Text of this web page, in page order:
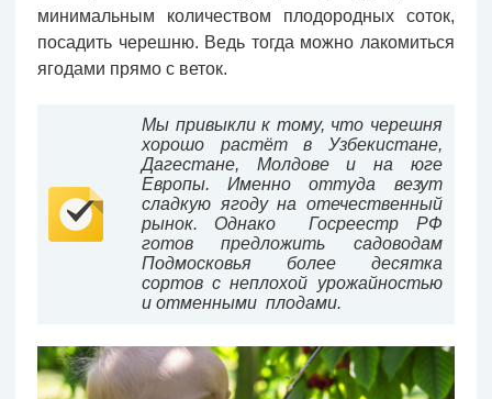
минимальным количеством плодородных соток,
посадить черешню. Ведь тогда можно лакомиться
ягодами прямо с веток.
Мы привыкли к тому, что черешня
хорошо растёт в Узбекистане,
Дагестане, Молдове и на юге
Европы. Именно оттуда везут
сладкую ягоду на отечественный
рынок. Однако Госреестр РФ
готов предложить садоводам
Подмосковья более десятка
сортов с неплохой урожайностью
и отменными плодами.